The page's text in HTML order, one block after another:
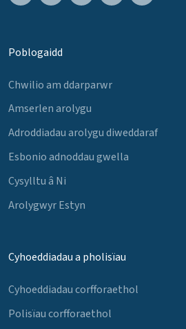
Poblogaidd
Chwilio am ddarparwr
Amserlen arolygu
Adroddiadau arolygu diweddaraf
Esbonio adnoddau gwella
Cysylltu â Ni
Arolygwyr Estyn
Cyhoeddiadau a pholisïau
Cyhoeddiadau corfforaethol
Polisïau corfforaethol